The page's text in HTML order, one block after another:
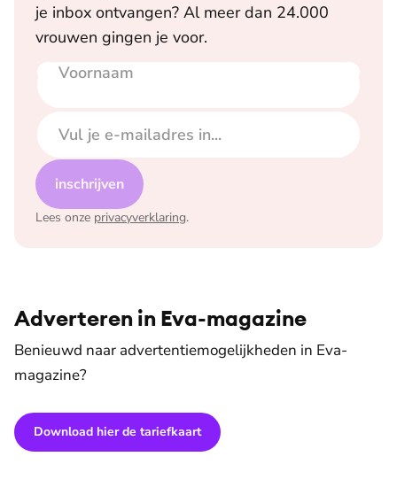
je inbox ontvangen? Al meer dan 24.000
vrouwen gingen je voor.
Voornaam
E-mailadres
inschrijven
Lees onze privacyverklaring.
Adverteren in Eva-magazine
Benieuwd naar advertentiemogelijkheden in Eva-
magazine?
Download hier de tariefkaart